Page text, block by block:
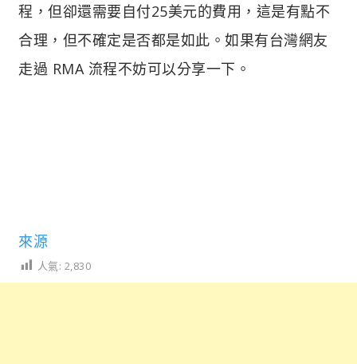
程，但卻還需要自付25美元的費用，這是有點不
合理，但不確定是否都是如此。如果有台灣網友
走過 RMA 流程不妨可以分享一下。
來源
人氣: 2,830